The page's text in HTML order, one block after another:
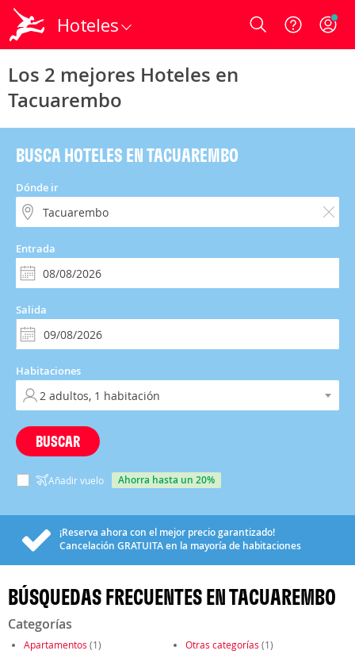
Hoteles Login
Los 2 mejores Hoteles en
Tacuarembo
BUSCA HOTELES EN TACUAREMBO
Dónde ir
Entrada
Salida
Habitaciones
BUSCAR
Añadir vuelo ahorra hasta un 20%
¡Reserva ahora con el mejor precio garantizado!
Cancelación GRATUITAen la mayoría de habitaciones
BÚSQUEDAS FRECUENTES EN TACUAREMBO
Categorías
Apartamentos (1) Otras categorías (1)